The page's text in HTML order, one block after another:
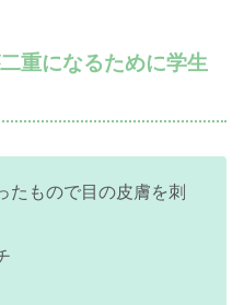
重になるために学生
たもので目の皮膚を刺